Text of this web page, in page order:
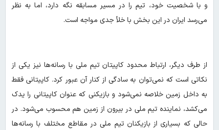
و با شخصیت خود، تیم را در مسیر مسابقه نگه دارد، اما به نظر
می‌رسد ایران در این بخش با خلأ جدی مواجه است.
از طرف دیگر، ارتباط محدود کاپیتان تیم ملی با رسانه‌ها نیز یکی از
نکاتی است که نمی‌توان به سادگی از کنار آن عبور کرد. کاپیتانی فقط
به داخل زمین خلاصه نمی‌شود و بازیکنی که عنوان کاپیتانی را یدک
می‌کشد، نماینده تیم ملی در بیرون از زمین هم محسوب می‌شود. در
حالی که بسیاری از بازیکنان تیم ملی در مقاطع مختلف با رسانه‌ها